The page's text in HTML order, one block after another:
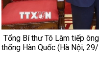
Tổng Bí thư Tô Lâm tiếp
thống Hàn Quốc (Hà Nội,